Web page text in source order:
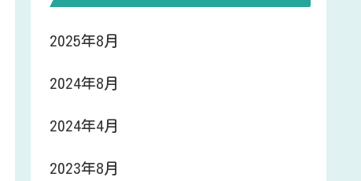
2025年8月
2024年8月
2024年4月
2023年8月